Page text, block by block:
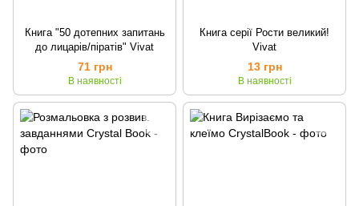
Книга "50 дотепних запитань
до лицарів/піратів" Vivat
71 грн
В наявності
Книга серії Рости великий!
Vivat
13 грн
В наявності